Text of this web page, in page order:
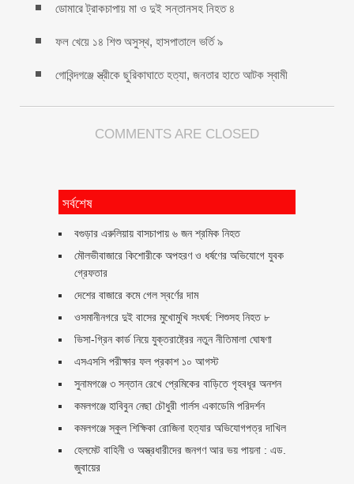
ডোমারে ট্রাকচাপায় মা ও দুই সন্তানসহ নিহত ৪
ফল খেয়ে ১৪ শিশু অসুস্থ, হাসপাতালে ভর্তি ৯
গোবিন্দগঞ্জে স্ত্রীকে ছুরিকাঘাতে হত্যা, জনতার হাতে আটক স্বামী
COMMENTS ARE CLOSED
সর্বশেষ
বগুড়ার এরুলিয়ায় বাসচাপায় ৬ জন শ্রমিক নিহত
মৌলভীবাজারে কিশোরীকে অপহরণ ও ধর্ষণের অভিযোগে যুবক
গ্রেফতার
দেশের বাজারে কমে গেল স্বর্ণের দাম
ওসমানীনগরে দুই বাসের মুখোমুখি সংঘর্ষ: শিশুসহ নিহত ৮
ভিসা-গ্রিন কার্ড নিয়ে যুক্তরাষ্ট্রের নতুন নীতিমালা ঘোষণা
এসএসসি পরীক্ষার ফল প্রকাশ ১০ আগস্ট
সুনামগঞ্জে ৩ সন্তান রেখে প্রেমিকের বাড়িতে গৃহবধূর অনশন
কমলগঞ্জে হাবিবুন নেছা চৌধুরী গার্লস একাডেমি পরিদর্শন
কমলগঞ্জে স্কুল শিক্ষিকা রোজিনা হত্যার অভিযোগপত্র দাখিল
হেলমেট বাহিনী ও অস্ত্রধারীদের জনগণ আর ভয় পায়না : এড.
জুবায়ের